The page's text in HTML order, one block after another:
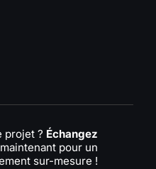
projet ? Échangez
pour un
sur-mesure !